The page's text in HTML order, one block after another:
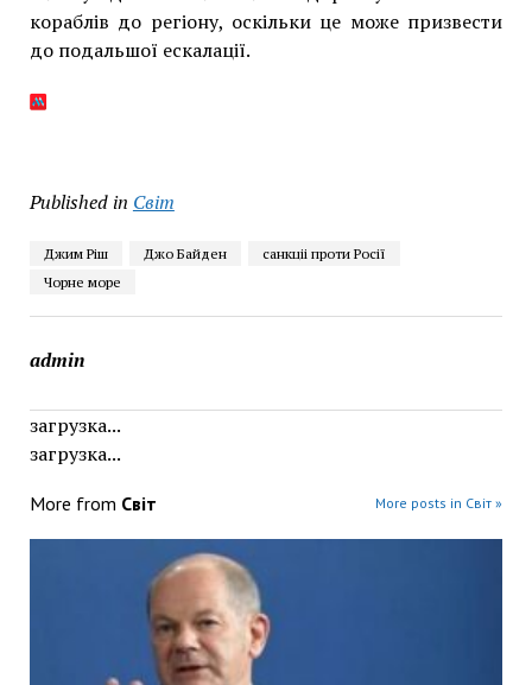
кораблів до регіону, оскільки це може призвести
до подальшої ескалації.
Published in Світ
Джим Ріш Джо Байден
санкціі проти Росії
Чорне море
admin
загрузка...
загрузка...
More from Світ More posts in Світ »